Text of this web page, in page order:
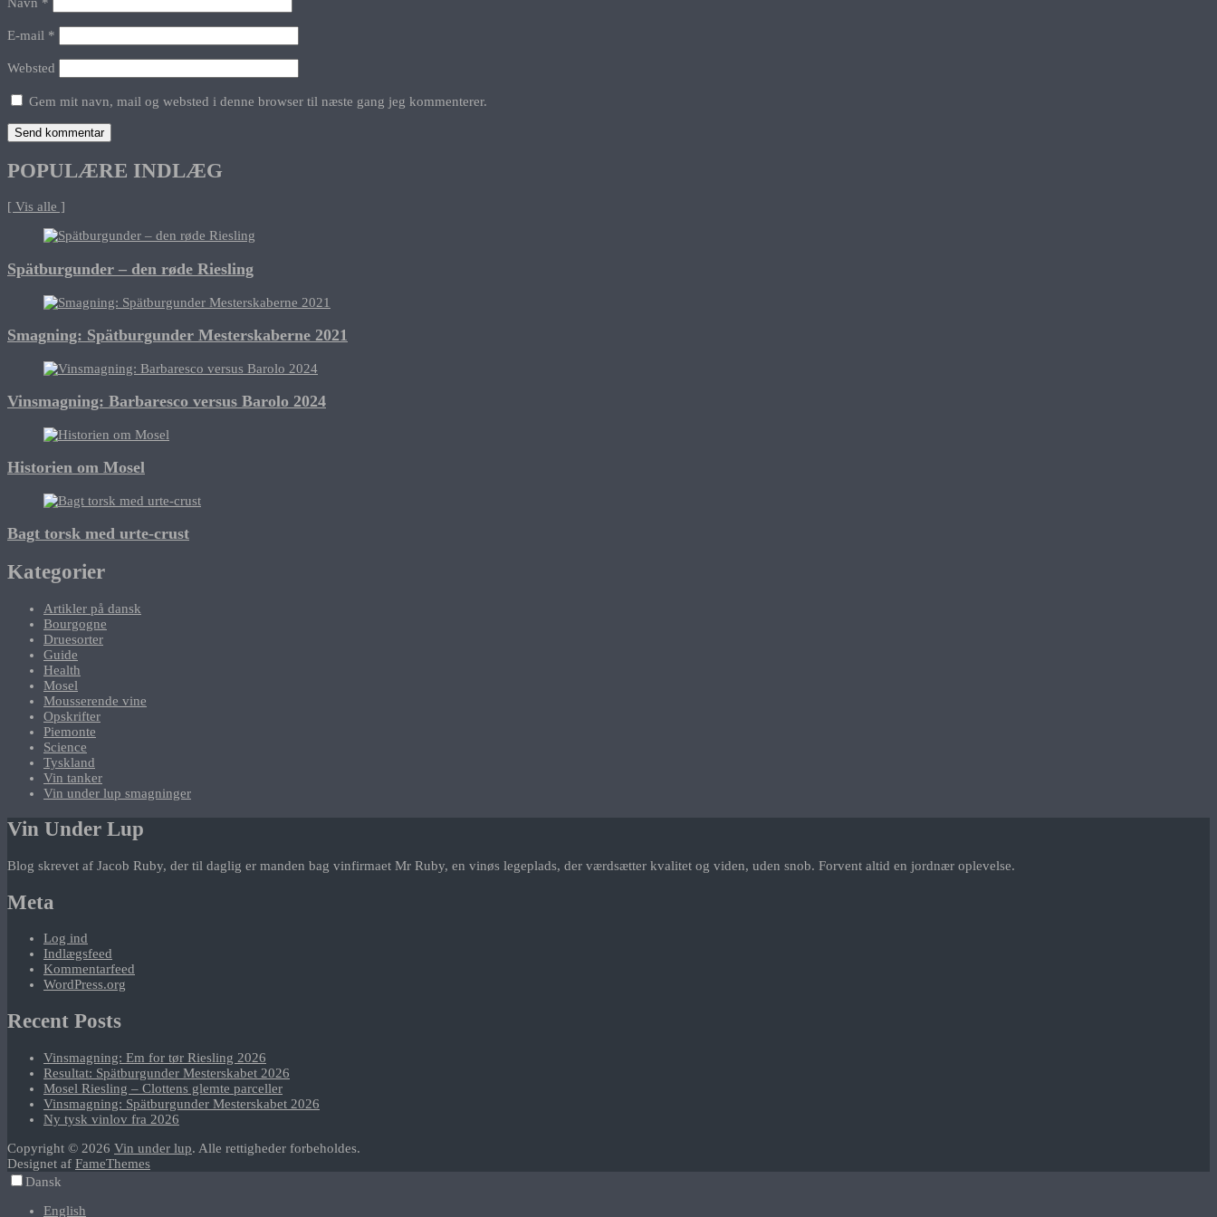
E-mail *
Websted
Gem mit navn, mail og websted i denne browser til næste gang jeg kommenterer.
POPULÆRE INDLÆG
[ Vis alle ]
Spätburgunder – den røde Riesling
Smagning: Spätburgunder Mesterskaberne 2021
Vinsmagning: Barbaresco versus Barolo 2024
Historien om Mosel
Bagt torsk med urte-crust
Kategorier
Artikler på dansk
Bourgogne
Druesorter
Guide
Health
Mosel
Mousserende vine
Opskrifter
Piemonte
Science
Tyskland
Vin tanker
Vin under lup smagninger
Vin Under Lup
Blog skrevet af Jacob Ruby, der til daglig er manden bag vinfirmaet Mr Ruby, en vinøs legeplads, der værdsætter kvalitet og viden, uden snob. Forvent altid en jordnær oplevelse.
Meta
Log ind
Indlægsfeed
Kommentarfeed
WordPress.org
Recent Posts
Vinsmagning: Em for tør Riesling 2026
Resultat: Spätburgunder Mesterskabet 2026
Mosel Riesling – Clottens glemte parceller
Vinsmagning: Spätburgunder Mesterskabet 2026
Ny tysk vinlov fra 2026
Copyright © 2026 Vin under lup. Alle rettigheder forbeholdes.
Designet af FameThemes
Dansk
English